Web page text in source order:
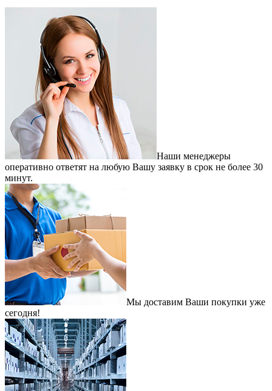
Наши менеджеры
оперативно ответят на любую Вашу заявку в срок не более 30
минут.
Мы доставим Ваши покупки уже
сегодня!